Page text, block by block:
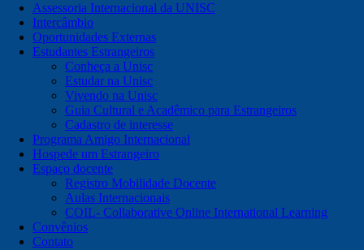
Assessoria Internacional da UNISC
Intercâmbio
Oportunidades Externas
Estudantes Estrangeiros
Conheça a Unisc
Estudar na Unisc
Vivendo na Unisc
Guia Cultural e Acadêmico para Estrangeiros
Cadastro de interesse
Programa Amigo Internacional
Hospede um Estrangeiro
Espaço docente
Registro Mobilidade Docente
Aulas Internacionais
COIL- Collaborative Online International Learning
Convênios
Contato